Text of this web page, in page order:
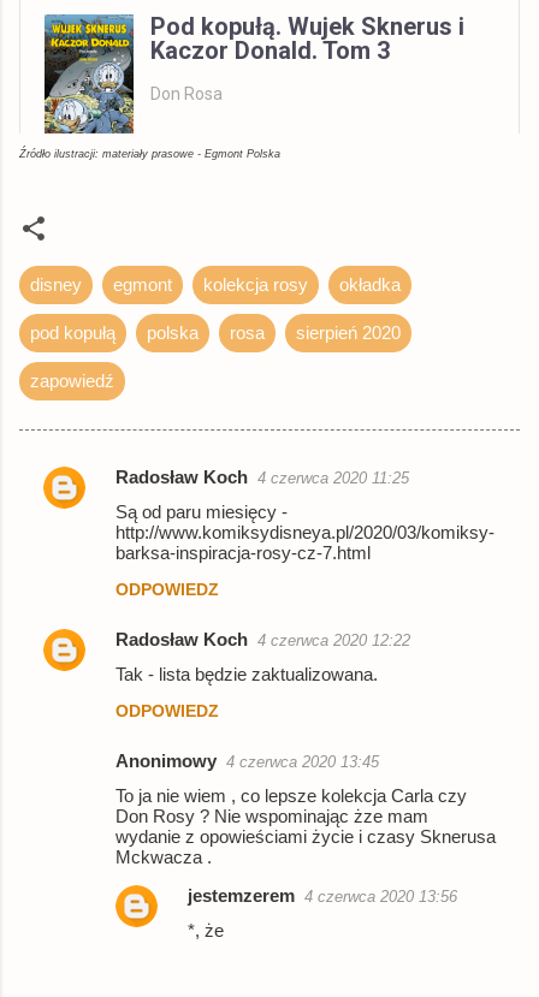
Pod kopułą. Wujek Sknerus i
Kaczor Donald. Tom 3
Don Rosa
Empik
książka 400,85 zł
Źródło ilustracji: materiały prasowe - Egmont Polska
disney egmont kolekcja rosy okładka
pod kopułą polska rosa sierpień 2020
zapowiedź
K
t
Radosław Koch 4 czerwca 2020 11:25
Są od paru miesięcy -
http://www.komiksydisneya.pl/2020/03/komiksy-
barksa-inspiracja-rosy-cz-7.html
ODPOWIEDZ
Radosław Koch 4 czerwca 2020 12:22
Tak - lista będzie zaktualizowana.
ODPOWIEDZ
Anonimowy 4 czerwca 2020 13:45
To ja nie wiem , co lepsze kolekcja Carla czy
Don Rosy ? Nie wspominając żze mam
wydanie z opowieściami życie i czasy Sknerusa
Mckwacza .
jestemzerem 4 czerwca 2020 13:56
*, że